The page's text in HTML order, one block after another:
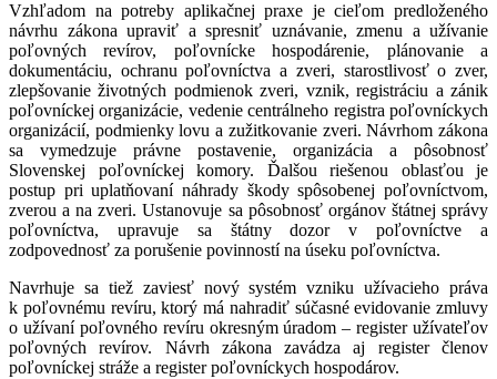
Vzhľadom na potreby aplikačnej praxe je cieľom predloženého
návrhu zákona upraviť a spresniť uznávanie, zmenu a užívanie
poľovných revírov, poľovnícke hospodárenie, plánovanie a
dokumentáciu, ochranu poľovníctva a zveri, starostlivosť o zver,
zlepšovanie životných podmienok zveri, vznik, registráciu a zánik
poľovníckej organizácie, vedenie centrálneho registra poľovníckych
organizácií, podmienky lovu a zužitkovanie zveri. Návrhom zákona
sa vymedzuje právne postavenie, organizácia a pôsobnosť
Slovenskej poľovníckej komory. Ďalšou riešenou oblasťou je
postup pri uplatňovaní náhrady škody spôsobenej poľovníctvom,
zverou a na zveri. Ustanovuje sa pôsobnosť orgánov štátnej správy
poľovníctva, upravuje sa štátny dozor v poľovníctve a
zodpovednosť za porušenie povinností na úseku poľovníctva.
Navrhuje sa tiež zaviesť nový systém vzniku užívacieho práva
k poľovnému revíru, ktorý má nahradiť súčasné evidovanie zmluvy
o užívaní poľovného revíru okresným úradom – register užívateľov
poľovných revírov. Návrh zákona zavádza aj register členov
poľovníckej stráže a register poľovníckych hospodárov.